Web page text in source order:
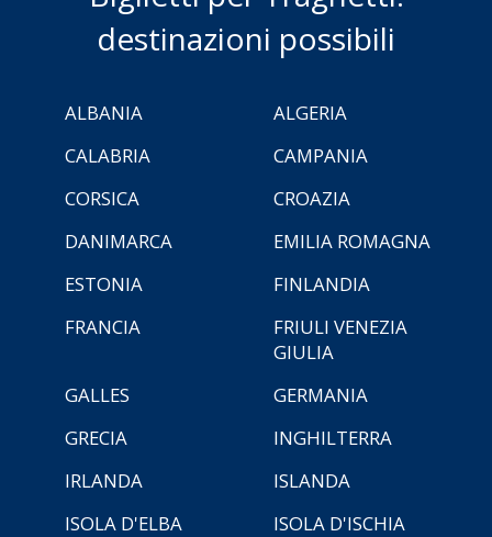
destinazioni possibili
ALBANIA
ALGERIA
CALABRIA
CAMPANIA
CORSICA
CROAZIA
DANIMARCA
EMILIA ROMAGNA
ESTONIA
FINLANDIA
FRANCIA
FRIULI VENEZIA
GIULIA
GALLES
GERMANIA
GRECIA
INGHILTERRA
IRLANDA
ISLANDA
ISOLA D'ELBA
ISOLA D'ISCHIA